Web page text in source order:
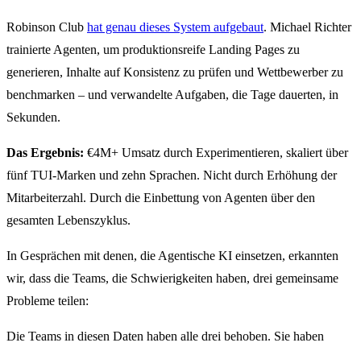
Robinson Club hat genau dieses System aufgebaut. Michael Richter
trainierte Agenten, um produktionsreife Landing Pages zu
generieren, Inhalte auf Konsistenz zu prüfen und Wettbewerber zu
benchmarken – und verwandelte Aufgaben, die Tage dauerten, in
Sekunden.
Das Ergebnis: €4M+ Umsatz durch Experimentieren, skaliert über
fünf TUI-Marken und zehn Sprachen. Nicht durch Erhöhung der
Mitarbeiterzahl. Durch die Einbettung von Agenten über den
gesamten Lebenszyklus.
In Gesprächen mit denen, die Agentische KI einsetzen, erkannten
wir, dass die Teams, die Schwierigkeiten haben, drei gemeinsame
Probleme teilen:
Die Teams in diesen Daten haben alle drei behoben. Sie haben